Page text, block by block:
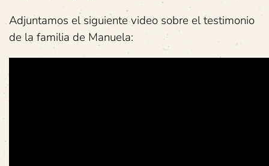
Adjuntamos el siguiente video sobre el testimonio
de la familia de Manuela: